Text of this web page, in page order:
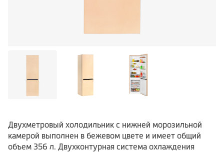
Двухметровый холодильник с нижней морозильной
камерой выполнен в бежевом цвете и имеет общий
объем 356 л. Двухконтурная система охлаждения